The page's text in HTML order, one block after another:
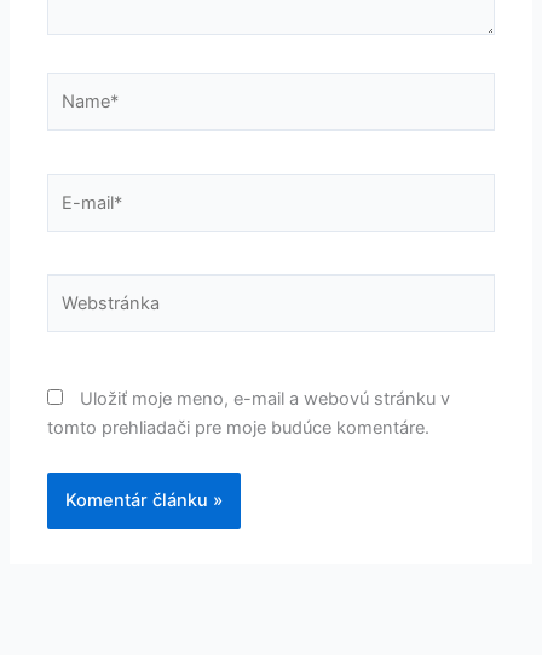
mail*
Uložiť moje meno, e-mail a webovú stránku v
tomto prehliadači pre moje budúce komentáre.